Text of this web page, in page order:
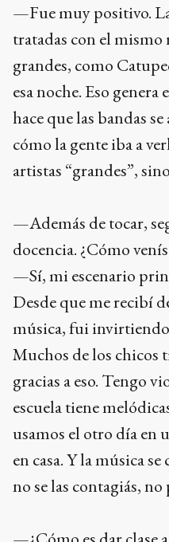
—Fue muy positivo.
tratadas con el mismo
grandes, como
esa noche. Eso
hace que las bandas
cómo la gente iba a
artistas “grandes”,
—Además de tocar,
docencia. ¿Cómo
—Sí, mi escenario
Desde que me recibí
música, fui
Muchos de los chicos
gracias a eso. Tengo
escuela tiene
usamos el otro día en
en casa. Y la música
no se las contagiás, no